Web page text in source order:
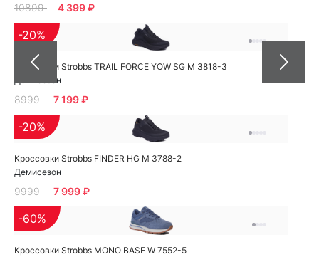
10899 4 399 ₽
Кроссовки Strobbs TRAIL FORCE YOW SG M 3818-3
Демисезон
-20%
8999 7 199 ₽
Кроссовки Strobbs FINDER HG M 3788-2
Демисезон
-20%
9999 7 999 ₽
Кроссовки Strobbs MONO BASE W 7552-5
-60%